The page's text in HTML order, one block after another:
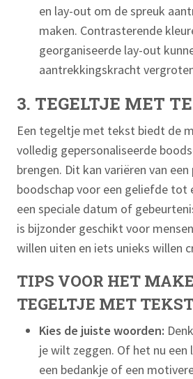
en lay-out om de spreuk
maken. Contrasterende
georganiseerde lay-out
aantrekkingskracht
3. TEGELTJE MET
Een tegeltje met tekst biedt de
volledig gepersonaliseerde
brengen. Dit kan variëren van
boodschap voor een geliefde tot
een speciale datum of
is bijzonder geschikt voor
willen uiten en iets unieks willen
TIPS VOOR HET
TEGELTJE MET
Kies de juiste woorden:
je wilt zeggen. Of het nu
een bedankje of een